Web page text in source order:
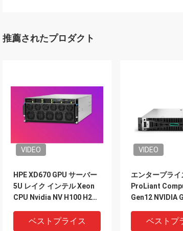
推薦されたプロダクト
VIDEO
HPE XD670 GPU サーバー
5U レイク インテル Xeon
CPU Nvidia NV H100 H200
スーパーコンピュータケー
ベストプライス
VIDEO
エンタープライ
ProLiant
Gen12 NVIDIA
ティング プラ
ベストプ